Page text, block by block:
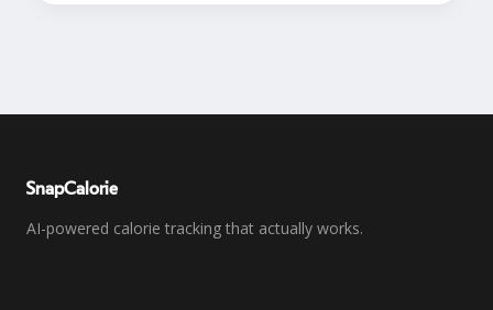
SnapCalorie
AI-powered calorie tracking that actually works.